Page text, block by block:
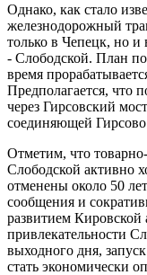
Однако, как стало
железнодорожный
только в Чепецк, но и
- Слободской. План по
время
Предполагается, что
через Гирсовский
соединяющей
Отметим, что
Слободской активно
отменены около 50
сообщения и
развитием Кировской
привлекательности
выходного дня,
стать экономически